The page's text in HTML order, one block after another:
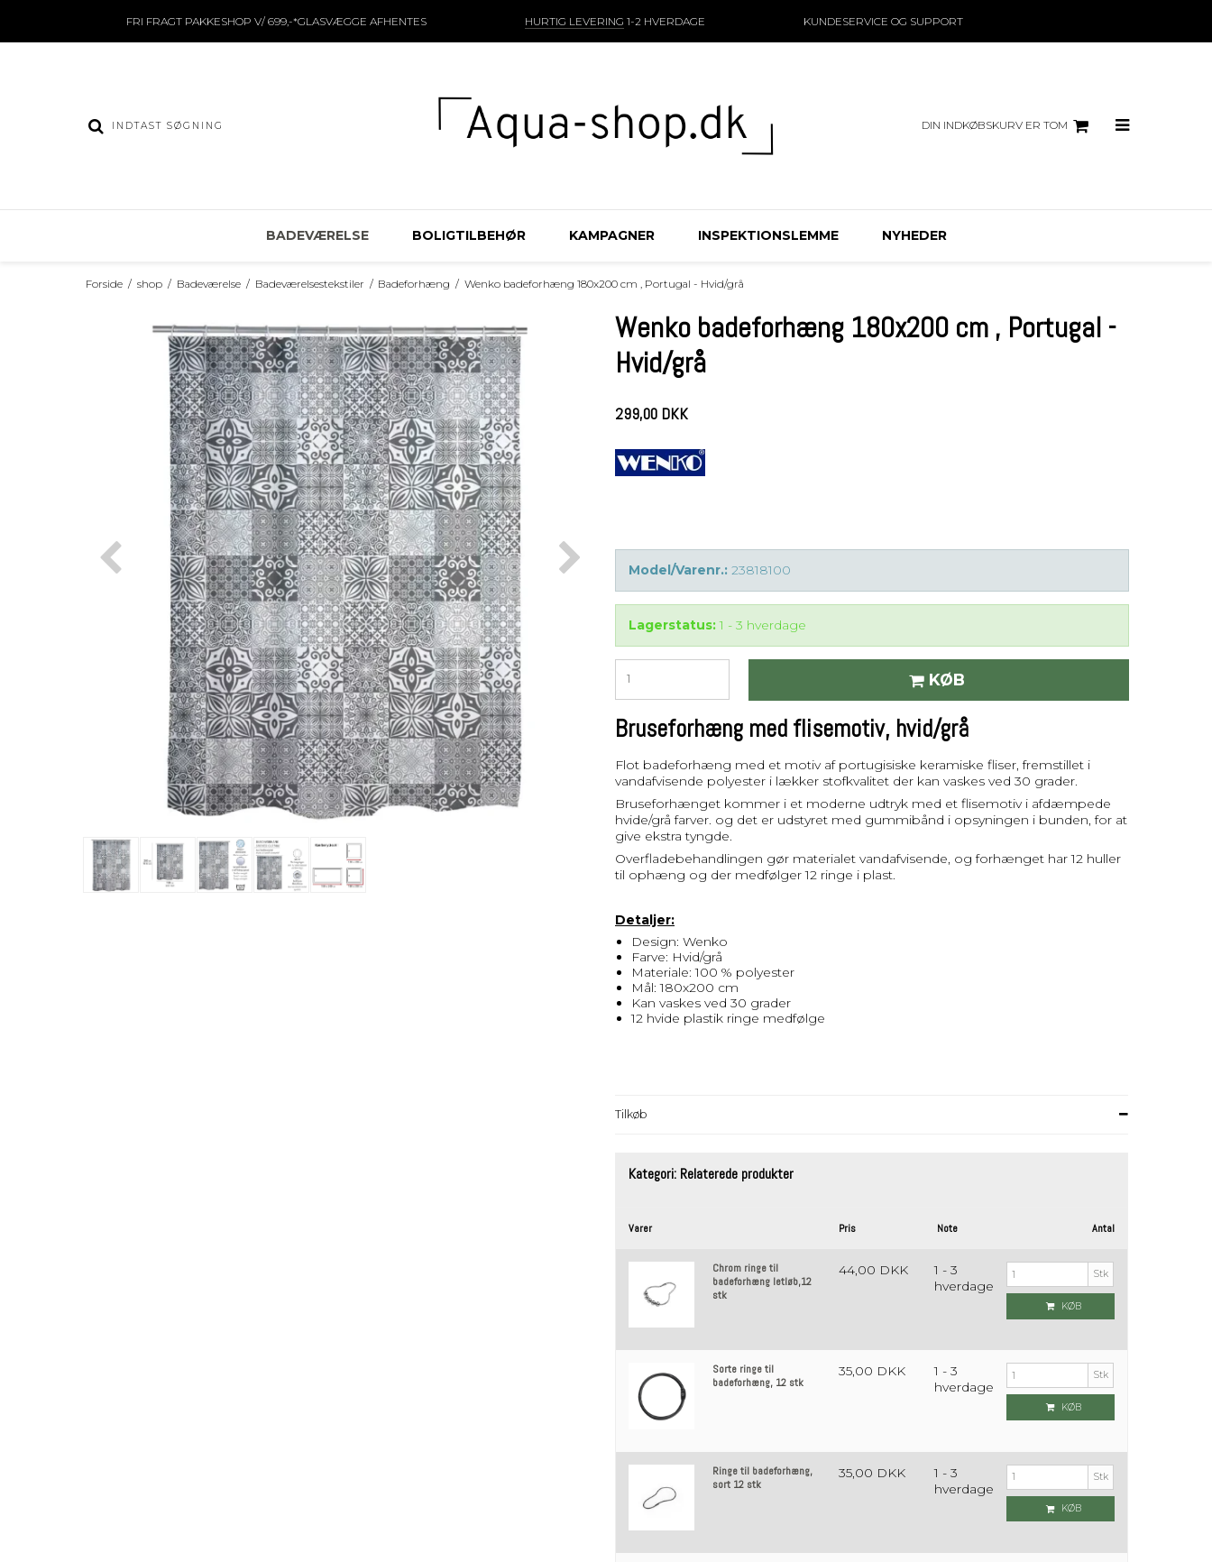
FRI FRAGT PAKKESHOP V/ 699,-*GLASVÆGGE AFHENTES HURTIG LEVERING 1-2 HVERDAGE KUNDESERVICE OG SUPPORT
DIN INDKØBSKURV ER TOM
BADEVÆRELSE BOLIGTILBEHØR KAMPAGNER INSPEKTIONSLEMME NYHEDER
Forside / shop / Badeværelse / Badeværelsestekstiler / Badeforhæng / Wenko badeforhæng 180x200 cm , Portugal - Hvid/grå
Wenko badeforhæng 180x200 cm , Portugal -
Hvid/grå
299,00 DKK
Model/Varenr.: 23818100
Lagerstatus: 1 - 3 hverdage
KØB
Bruseforhæng med flisemotiv, hvid/grå
Flot badeforhæng med et motiv af portugisiske keramiske fliser, fremstillet i
vandafvisende polyester i lækker stofkvalitet der kan vaskes ved 30 grader.
Bruseforhænget kommer i et moderne udtryk med et flisemotiv i afdæmpede
hvide/grå farver. og det er udstyret med gummibånd i opsyningen i bunden, for at
give ekstra tyngde.
Overfladebehandlingen gør materialet vandafvisende, og forhænget har 12 huller
til ophæng og der medfølger 12 ringe i plast.
Detaljer:
Design: Wenko
Farve: Hvid/grå
Materiale: 100 % polyester
Mål: 180x200 cm
Kan vaskes ved 30 grader
12 hvide plastik ringe medfølge
Tilkøb
Kategori: Relaterede produkter
Varer Pris Note Antal
Chrom ringe til
badeforhæng letløb,12
stk
44,00 DKK
1 - 3
hverdage
Stk
KØB
Sorte ringe til
badeforhæng, 12 stk
35,00 DKK
1 - 3
hverdage
Stk
KØB
Ringe til badeforhæng,
sort 12 stk
35,00 DKK
1 - 3
hverdage
Stk
KØB